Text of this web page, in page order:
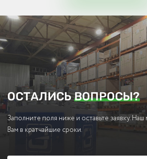
ОСТАЛИСЬВОПРОСЫ?
Заполните поля ниже и оставьте заявку.
Вам в кратчайшие сроки.